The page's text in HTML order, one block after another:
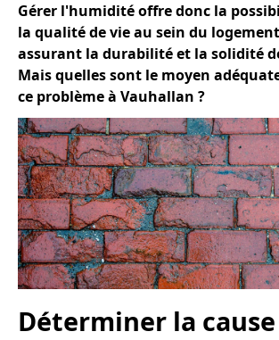
Gérer l'humidité offre donc la
la qualité de vie au sein du
assurant la durabilité et la solidité
Mais quelles sont le moyen
ce problème à Vauhallan ?
Déterminer la